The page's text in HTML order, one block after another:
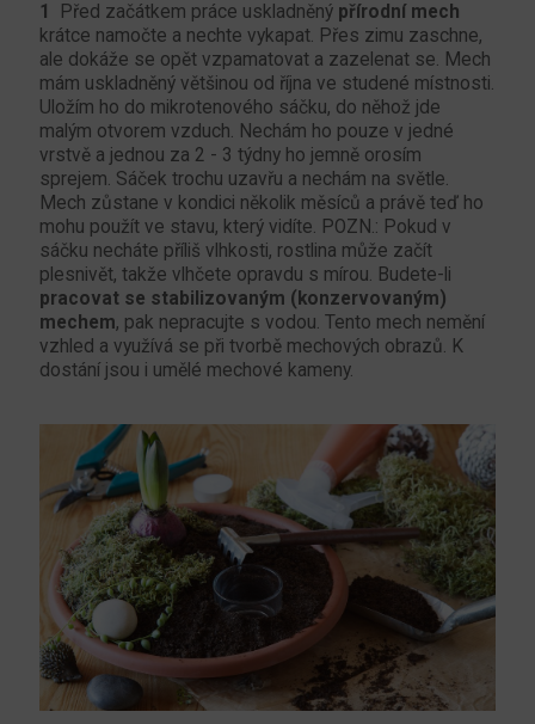
1 Před začátkem práce uskladněný přírodní mech
krátce namočte a nechte vykapat. Přes zimu zaschne,
ale dokáže se opět vzpamatovat a zazelenat se. Mech
mám uskladněný většinou od října ve studené místnosti.
Uložím ho do mikrotenového sáčku, do něhož jde
malým otvorem vzduch. Nechám ho pouze v jedné
vrstvě a jednou za 2 - 3 týdny ho jemně orosím
sprejem. Sáček trochu uzavřu a nechám na světle.
Mech zůstane v kondici několik měsíců a právě teď ho
mohu použít ve stavu, který vidíte. POZN.: Pokud v
sáčku necháte příliš vlhkosti, rostlina může začít
plesnivět, takže vlhčete opravdu s mírou. Budete-li
pracovat se stabilizovaným (konzervovaným)
mechem, pak nepracujte s vodou. Tento mech nemění
vzhled a využívá se při tvorbě mechových obrazů. K
dostání jsou i umělé mechové kameny.